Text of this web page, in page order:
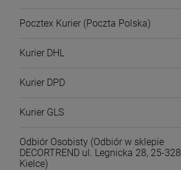
Pocztex Kurier (Poczta Polska)
Kurier DHL
Kurier DPD
Kurier GLS
Odbiór Osobisty (Odbiór w sklepie
DECORTREND ul. Legnicka 28, 25-328
Kielce)